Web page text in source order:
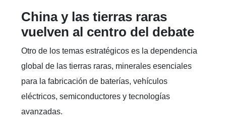
China y las tierras raras
vuelven al centro del debate
Otro de los temas estratégicos es la dependencia
global de las tierras raras, minerales esenciales
para la fabricación de baterías, vehículos
eléctricos, semiconductores y tecnologías
avanzadas.